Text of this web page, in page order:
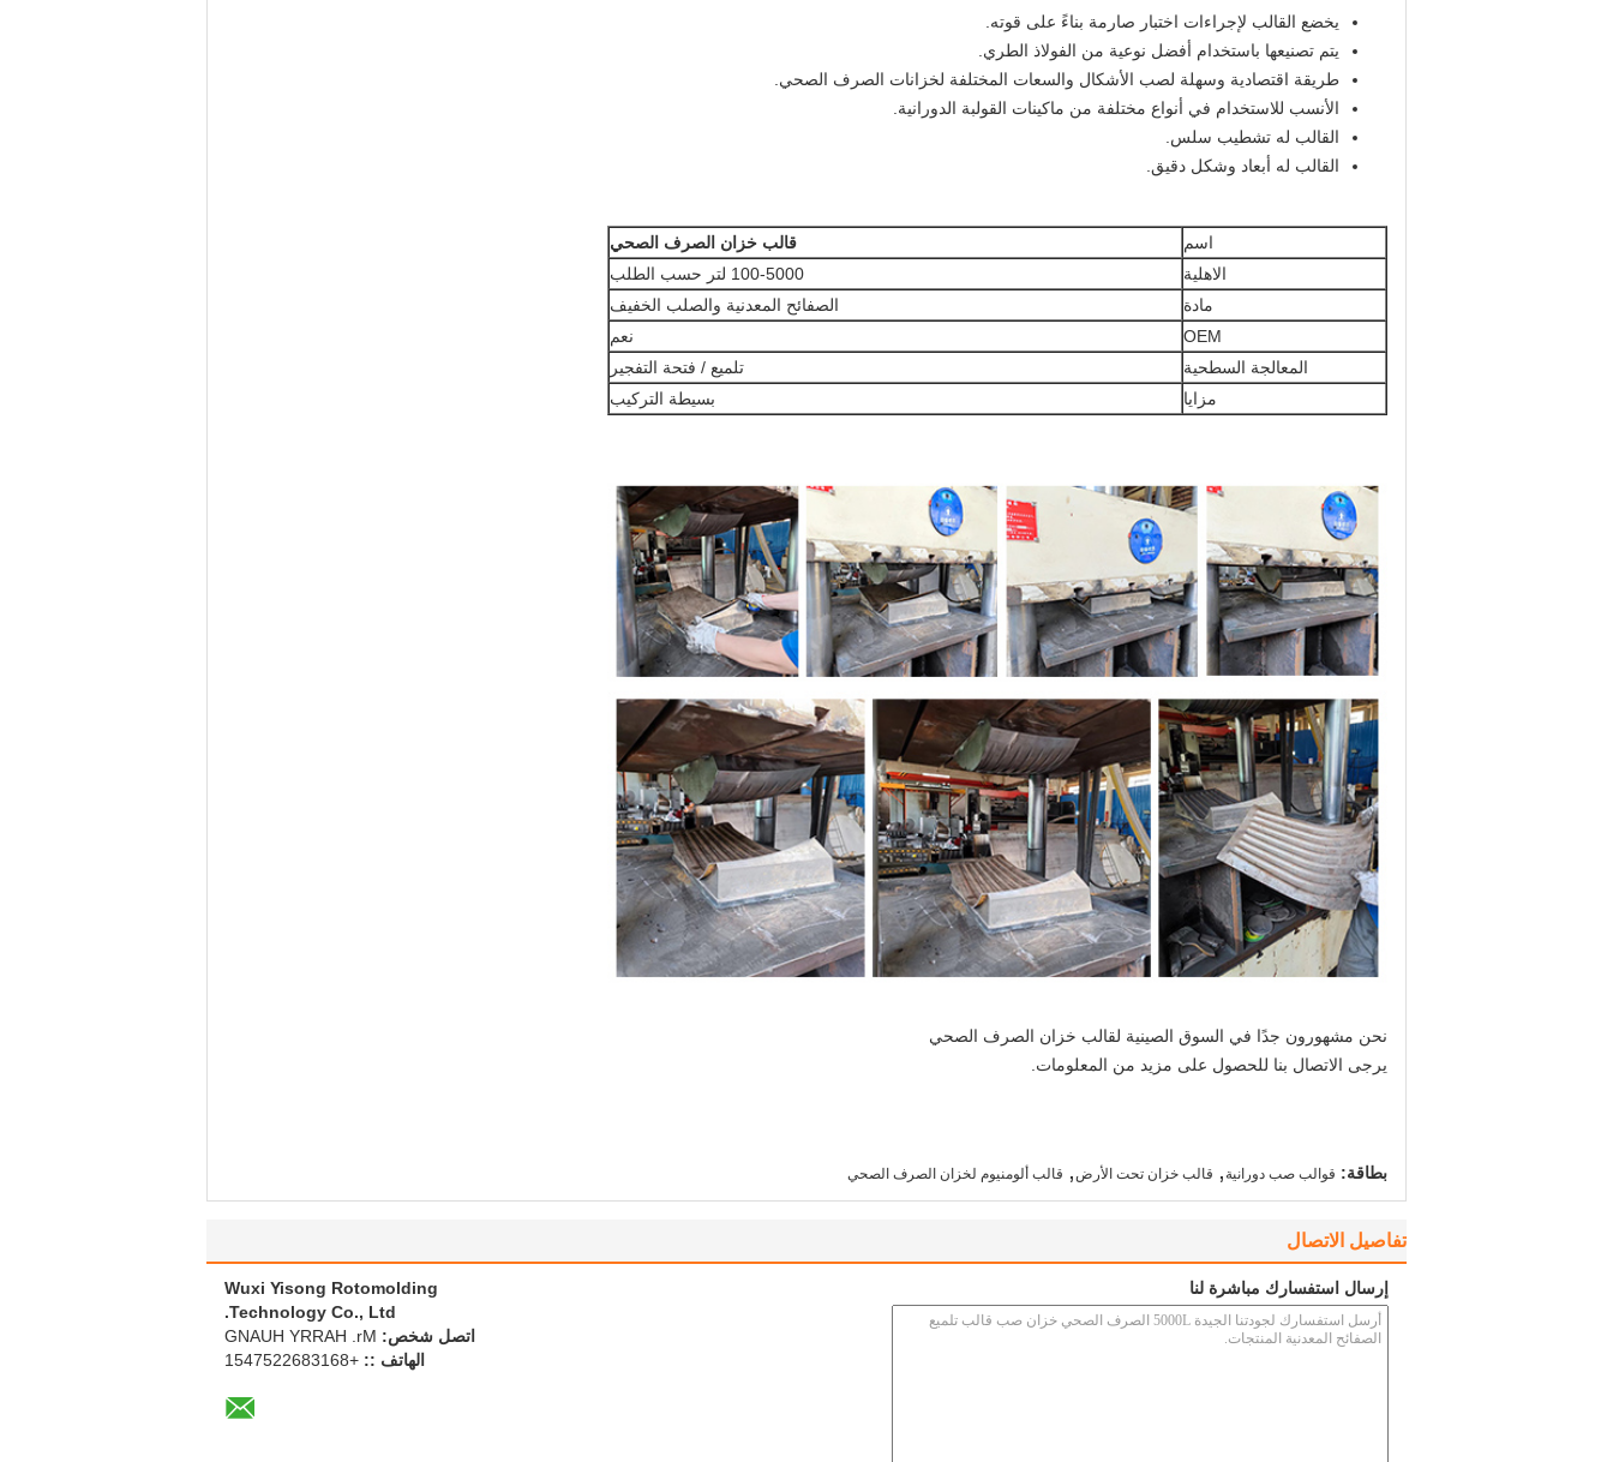
يخضع القالب لإجراءات اختبار صارمة بناءً على قوته.
يتم تصنيعها باستخدام أفضل نوعية من الفولاذ الطري.
طريقة اقتصادية وسهلة لصب الأشكال والسعات المختلفة لخزانات الصرف الصحي.
الأنسب للاستخدام في أنواع مختلفة من ماكينات القولبة الدورانية.
القالب له تشطيب سلس.
القالب له أبعاد وشكل دقيق.
اسم
قالب خزان الصرف الصحي
الاهلية
100-5000 لتر حسب الطلب
مادة
الصفائح المعدنية والصلب الخفيف
OEM
نعم
المعالجة السطحية
تلميع / فتحة التفجير
مزايا
بسيطة التركيب
نحن مشهورون جدًا في السوق الصينية لقالب خزان الصرف الصحي
يرجى الاتصال بنا للحصول على مزيد من المعلومات.
بطاقة: قوالب صب دورانية , قالب خزان تحت الأرض, قالب ألومنيوم لخزان الصرف الصحي
تفاصيل الاتصال
Wuxi Yisong Rotomolding
Technology Co., Ltd.
اتصل شخص: Mr. HARRY HUANG
الهاتف :: +8613862257451
إرسال استفسارك مباشرة لنا